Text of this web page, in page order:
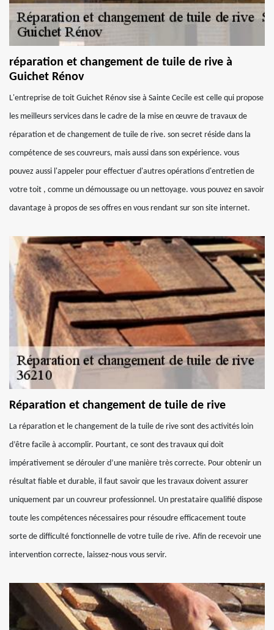
réparation et changement de tuile de rive à
Guichet Rénov
L'entreprise de toit Guichet Rénov sise à Sainte Cecile est celle qui propose
les meilleurs services dans le cadre de la mise en œuvre de travaux de
réparation et de changement de tuile de rive. son secret réside dans la
compétence de ses couvreurs, mais aussi dans son expérience. vous
pouvez aussi l'appeler pour effectuer d'autres opérations d'entretien de
votre toit , comme un démoussage ou un nettoyage. vous pouvez en savoir
davantage à propos de ses offres en vous rendant sur son site internet.
Réparation et changement de tuile de rive
La réparation et le changement de la tuile de rive sont des activités loin
d’être facile à accomplir. Pourtant, ce sont des travaux qui doit
impérativement se dérouler d’une manière très correcte. Pour obtenir un
résultat fiable et durable, il faut savoir que les travaux doivent assurer
uniquement par un couvreur professionnel. Un prestataire qualifié dispose
toute les compétences nécessaires pour résoudre efficacement toute
sorte de difficulté fonctionnelle de votre tuile de rive. Afin de recevoir une
intervention correcte, laissez-nous vous servir.